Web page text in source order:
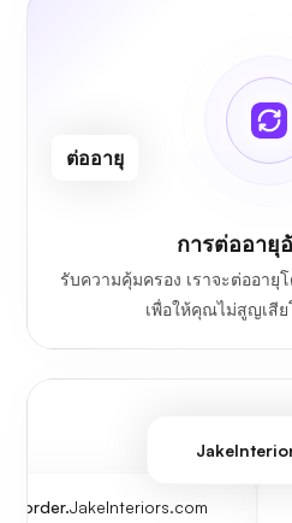
ต่ออายุ
การต่ออายุ
รับความคุ้มครอง เราจะต่ออา
เพื่อให้คุณไม่สูญเสี
order.JakeInteriors.com